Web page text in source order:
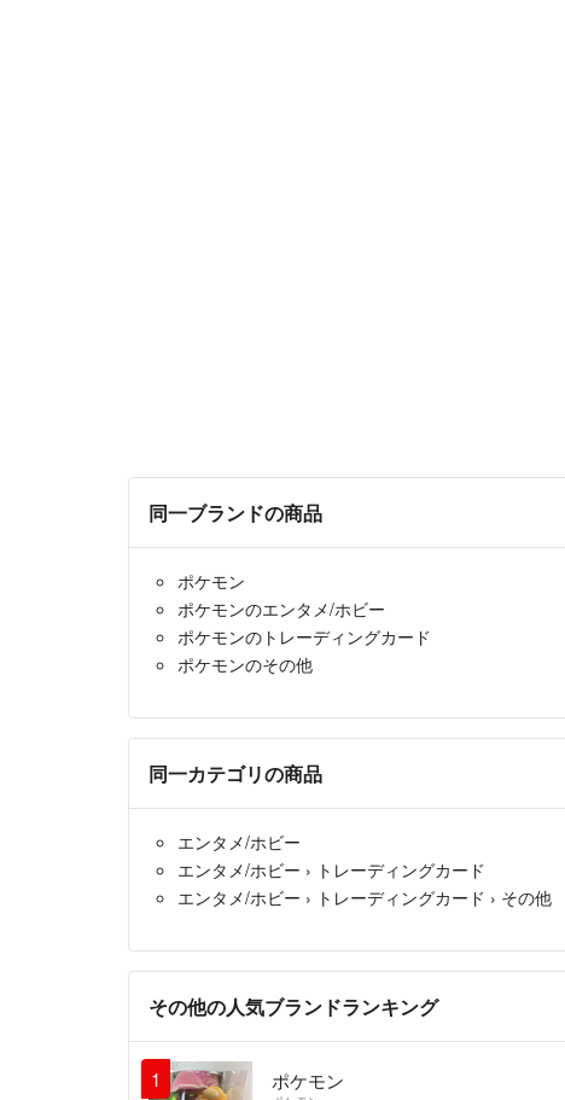
同一ブランドの商品
ポケモン
ポケモンのエンタメ/ホビー
ポケモンのトレーディングカード
ポケモンのその他
同一カテゴリの商品
エンタメ/ホビー
エンタメ/ホビー › トレーディングカード
エンタメ/ホビー › トレーディングカード › その他
その他の人気ブランドランキング
1 ポケモン